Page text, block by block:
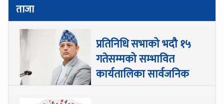
ताजा
प्रतिनिधि सभाको भदौ १५
गतेसम्मको सम्भावित
कार्यतालिका सार्वजनिक